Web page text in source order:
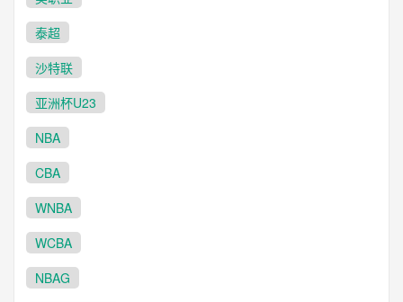
泰超
沙特联
亚洲杯U23
NBA
CBA
WNBA
WCBA
NBAG